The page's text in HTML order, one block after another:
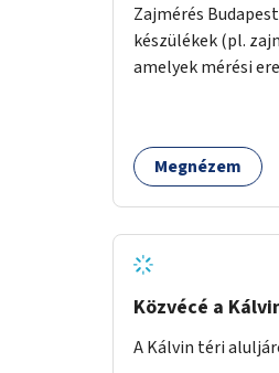
Zajmérés
készülékek (pl.
amelyek mérési
Megnézem
Közvécé a
A Kálvin téri